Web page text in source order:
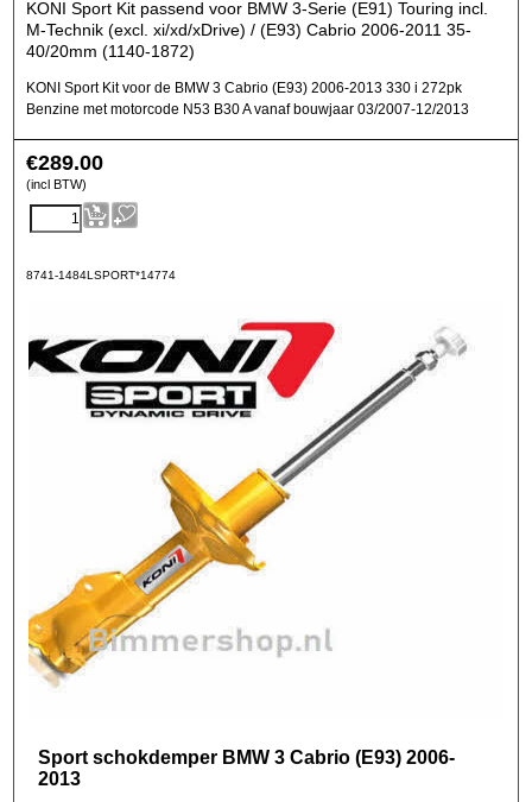
KONI Sport Kit passend voor BMW 3-Serie (E91) Touring incl.
M-Technik (excl. xi/xd/xDrive) / (E93) Cabrio 2006-2011 35-
40/20mm (1140-1872)
KONI Sport Kit voor de BMW 3 Cabrio (E93) 2006-2013 330 i 272pk
Benzine met motorcode N53 B30 A vanaf bouwjaar 03/2007-12/2013
€289.00
(incl BTW)
8741-1484LSPORT*14774
Sport schokdemper BMW 3 Cabrio (E93) 2006-
2013